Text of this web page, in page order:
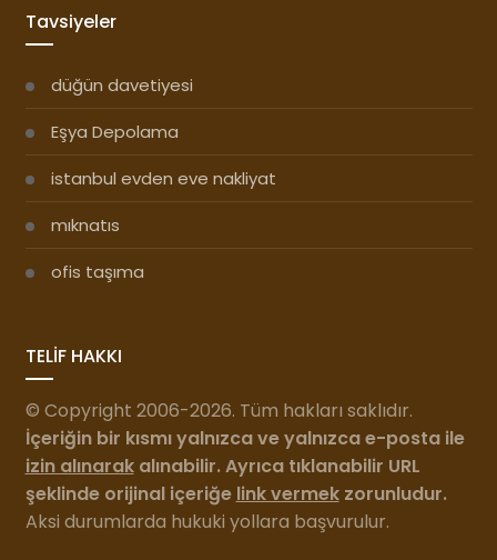
Tavsiyeler
düğün davetiyesi
Eşya Depolama
istanbul evden eve nakliyat
mıknatıs
ofis taşıma
TELİF HAKKI
© Copyright 2006-2026. Tüm hakları saklıdır.
İçeriğin bir kısmı yalnızca ve yalnızca e-posta ile
izin alınarakalınabilir. Ayrıca tıklanabilir URL
şeklinde orijinal içeriğe link vermekzorunludur.
Aksi durumlarda hukuki yollara başvurulur.